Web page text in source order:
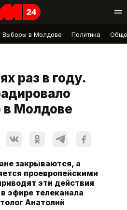
Выборы в Молдове Политика
раз в году.
в Молдове
закрываются, а
проевропейскими
эти действия
эфире телеканала
Анатолий